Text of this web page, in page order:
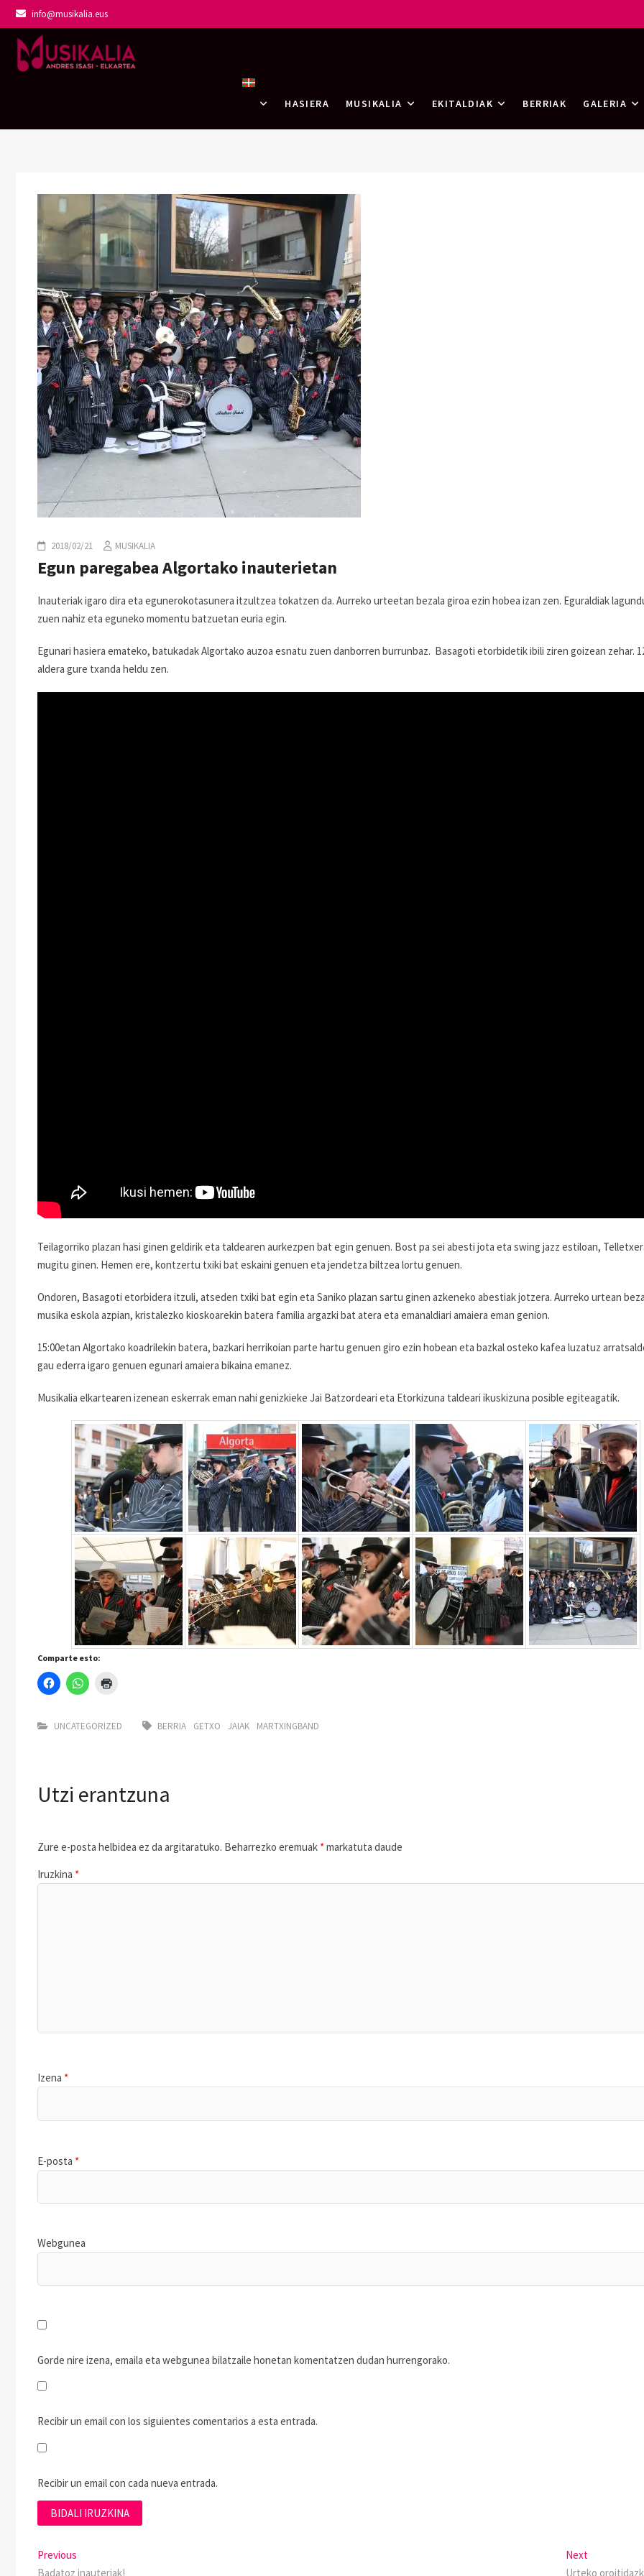
info@musikalia.eus
HASIERA MUSIKALIA EKITALDIAK BERRIAK GALERIA
2018/02/21 MUSIKALIA
Egun paregabea Algortako inauterietan
Inauteriak igaro dira eta egunerokotasunera itzultzea tokatzen da. Aurreko urteetan bezala giroa ezin hobea izan zen. Eguraldiak
zuen nahiz eta eguneko momentu batzuetan euria egin.
Egunari hasiera emateko, batukadak Algortako auzoa esnatu zuen danborren burrunbaz. Basagoti etorbidetik ibili ziren goizean zehar.
aldera gure txanda heldu zen.
Teilagorriko plazan hasi ginen geldirik eta taldearen aurkezpen bat egin genuen. Bost pa sei abesti jota eta swing jazz estiloan,
mugitu ginen. Hemen ere, kontzertu txiki bat eskaini genuen eta jendetza biltzea lortu genuen.
Ondoren, Basagoti etorbidera itzuli, atseden txiki bat egin eta Saniko plazan sartu ginen azkeneko abestiak jotzera. Aurreko urtean
musika eskola azpian, kristalezko kioskoarekin batera familia argazki bat atera eta emanaldiari amaiera eman genion.
15:00etan Algortako koadrilekin batera, bazkari herrikoian parte hartu genuen giro ezin hobean eta bazkal osteko kafea luzatuz
gau ederra igaro genuen egunari amaiera bikaina emanez.
Musikalia elkartearen izenean eskerrak eman nahi genizkieke Jai Batzordeari eta Etorkizuna taldeari ikuskizuna posible egiteagatik.
Comparte esto:
UNCATEGORIZED BERRIA GETXO JAIAK MARTXINGBAND
Utzi erantzuna
Zure e-posta helbidea ez da argitaratuko. Beharrezko eremuak *markatuta daude
Iruzkina *
Izena *
E-posta *
Webgunea
Gorde nire izena, emaila eta webgunea bilatzaile honetan komentatzen dudan hurrengorako.
Recibir un email con los siguientes comentarios a esta entrada.
Recibir un email con cada nueva entrada.
Previous
Badatoz inauteriak!
Next
Urteko